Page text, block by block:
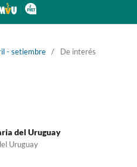
- setiembre / De interés
del Uruguay
Uruguay